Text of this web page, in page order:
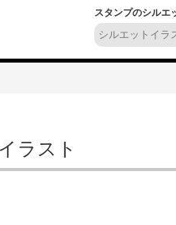
スタンプのシルエ
ラスト